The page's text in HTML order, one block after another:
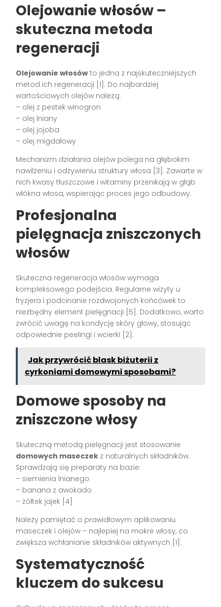
Olejowanie włosów –
skuteczna metoda
regeneracji
Olejowanie włosów to jedna z najskuteczniejszych
metod ich regeneracji [1]. Do najbardziej
wartościowych olejów należą:
– olej z pestek winogron
– olej lniany
– olej jojoba
– olej migdałowy
Mechanizm działania olejów polega na głębokim
nawilżeniu i odżywieniu struktury włosa [3]. Zawarte w
nich kwasy tłuszczowe i witaminy przenikają w głąb
włókna włosa, wspierając proces jego odbudowy.
Profesjonalna
pielęgnacja zniszczonych
włosów
Skuteczna regeneracja włosów wymaga
kompleksowego podejścia. Regularne wizyty u
fryzjera i podcinanie rozdwojonych końcówek to
niezbędny element pielęgnacji [5]. Dodatkowo, warto
zwrócić uwagę na kondycję skóry głowy, stosując
odpowiednie peelingi i wcierki [2].
Jak przywrócić blask biżuterii z
cyrkoniami domowymi sposobami?
Domowe sposoby na
zniszczone włosy
Skuteczną metodą pielęgnacji jest stosowanie
domowych maseczek z naturalnych składników.
Sprawdzają się preparaty na bazie:
– siemienia lnianego
– banana z awokado
– żółtek jajek [4]
Należy pamiętać o prawidłowym aplikowaniu
maseczek i olejów – najlepiej na mokre włosy, co
zwiększa wchłanianie składników aktywnych [1].
Systematyczność
kluczem do sukcesu